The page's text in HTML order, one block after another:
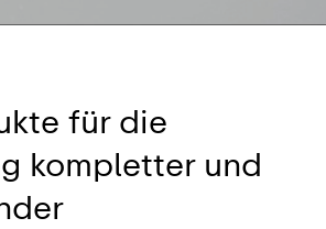
für die
kompletter und